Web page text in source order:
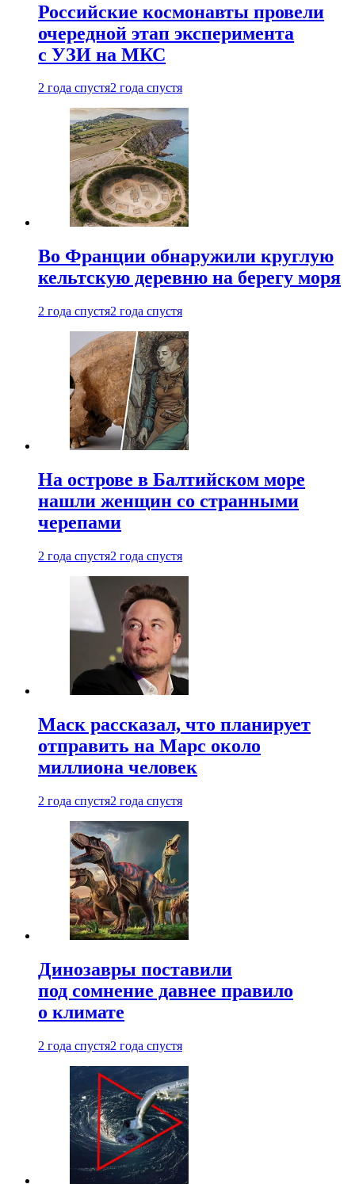
Российские космонавты провели
очередной этап эксперимента
с УЗИ на МКС
2 года спустя2 года спустя
Во Франции обнаружили круглую
кельтскую деревню на берегу моря
2 года спустя2 года спустя
На острове в Балтийском море
нашли женщин со странными
черепами
2 года спустя2 года спустя
Маск рассказал, что планирует
отправить на Марс около
миллиона человек
2 года спустя2 года спустя
Динозавры поставили
под сомнение давнее правило
о климате
2 года спустя2 года спустя